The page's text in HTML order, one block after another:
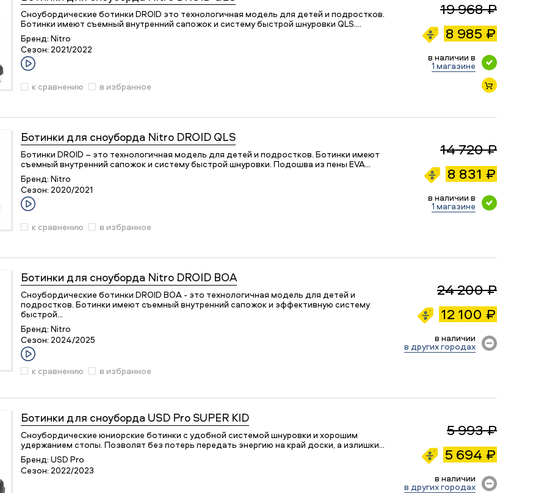
Сноубордические ботинки DROID это технологичная модель для детей и подростков.
Ботинки имеют съемный внутренний сапожок и систему быстрой шнуровки QLS.…
Бренд: Nitro
Сезон: 2021/2022
19 968 ₽
8 985 ₽
в наличии в
1 магазине
к сравнению
в избранное
Ботинки для сноуборда Nitro DROID QLS
Ботинки DROID – это технологичная модель для детей и подростков. Ботинки имеют
съемный внутренний сапожок и систему быстрой шнуровки. Подошва из пены EVA…
Бренд: Nitro
Сезон: 2020/2021
14 720 ₽
8 831 ₽
в наличии в
1 магазине
к сравнению
в избранное
Ботинки для сноуборда Nitro DROID BOA
Сноубордические ботинки DROID BOA - это технологичная модель для детей и
подростков. Ботинки имеют съемный внутренний сапожок и эффективную систему
быстрой…
Бренд: Nitro
Сезон: 2024/2025
24 200 ₽
12 100 ₽
в наличии
в других городах
к сравнению в избранное
Ботинки для сноуборда USD Pro SUPER KID
Сноубордические юниорские ботинки с удобной системой шнуровки и хорошим
удержанием стопы. Позволят без потерь передать энергию на край доски, а излишки…
Бренд: USD Pro
Сезон: 2022/2023
5 993 ₽
5 694 ₽
в наличии
в других городах